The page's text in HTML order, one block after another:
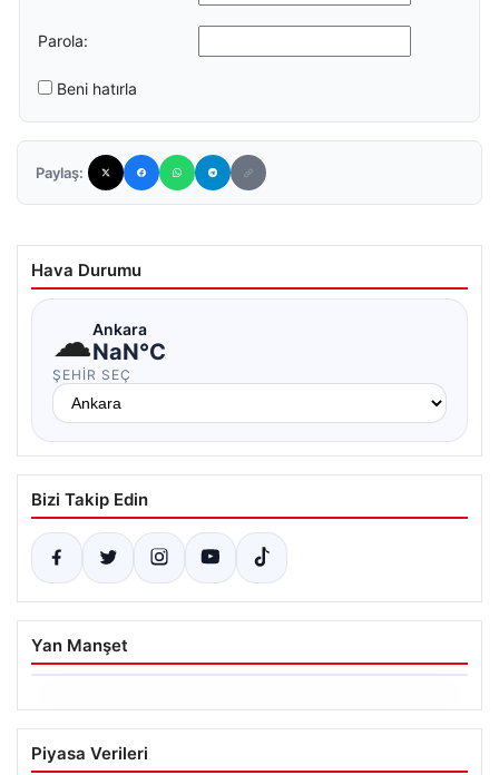
Parola:
Beni hatırla
Paylaş:
Hava Durumu
☁Ankara
NaN°C
ŞEHIR SEÇ
Bizi Takip Edin
Yan Manşet
06.08.2026
Dumanlar ilçeyi kapladı: Bursa’da
tamirhanede yangın
Piyasa Verileri